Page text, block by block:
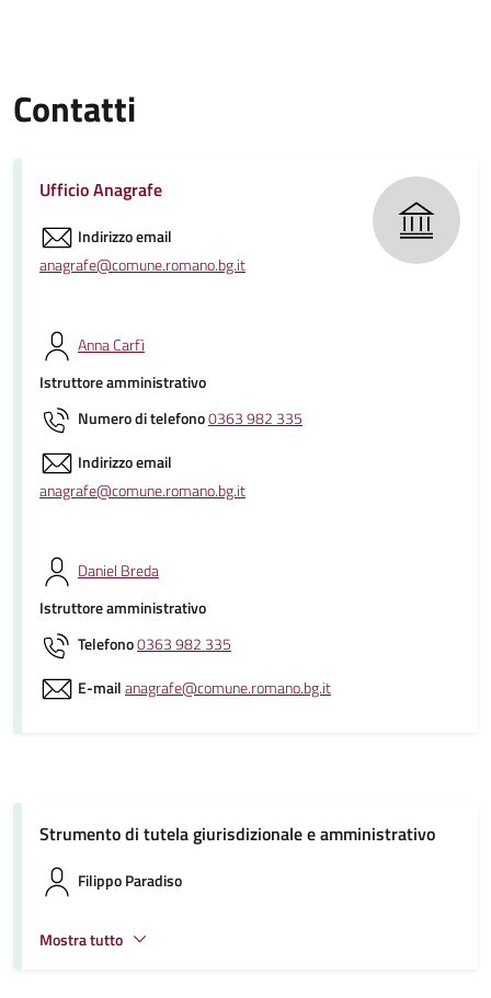
Contatti
Ufficio Anagrafe
Indirizzo email
anagrafe@comune.romano.bg.it
Anna Carfì
Istruttore amministrativo
Numero di telefono0363 982 335
Indirizzo email
anagrafe@comune.romano.bg.it
Daniel Breda
Istruttore amministrativo
Telefono0363 982 335
E-mailanagrafe@comune.romano.bg.it
Strumento di tutela giurisdizionale e amministrativo
Filippo Paradiso
Mostra tutto